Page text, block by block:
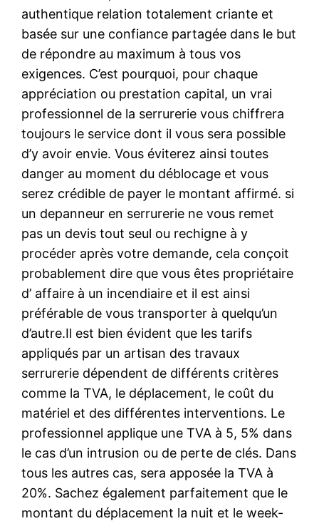
authentique relation totalement criante et
basée sur une confiance partagée dans le but
de répondre au maximum à tous vos
exigences. C’est pourquoi, pour chaque
appréciation ou prestation capital, un vrai
professionnel de la serrurerie vous chiffrera
toujours le service dont il vous sera possible
d’y avoir envie. Vous éviterez ainsi toutes
danger au moment du déblocage et vous
serez crédible de payer le montant affirmé. si
un depanneur en serrurerie ne vous remet
pas un devis tout seul ou rechigne à y
procéder après votre demande, cela conçoit
probablement dire que vous êtes propriétaire
d’ affaire à un incendiaire et il est ainsi
préférable de vous transporter à quelqu’un
d’autre.Il est bien évident que les tarifs
appliqués par un artisan des travaux
serrurerie dépendent de différents critères
comme la TVA, le déplacement, le coût du
matériel et des différentes interventions. Le
professionnel applique une TVA à 5, 5% dans
le cas d’un intrusion ou de perte de clés. Dans
tous les autres cas, sera apposée la TVA à
20%. Sachez également parfaitement que le
montant du déplacement la nuit et le week-